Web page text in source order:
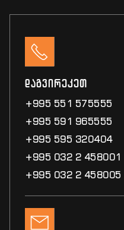
დაგვირეკეთ
+995 551 575555
+995 591 965555
+995 595 320404
+995 032 2 458001
+995 032 2 458005